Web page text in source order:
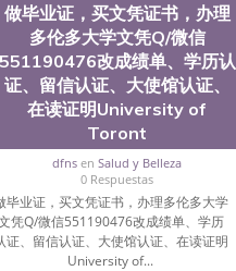
State University）圣 塞州立
）圣何塞州立大学
圣何塞州立大学（San Jose
州立大学学位证（San Jose
州立大学（San Jose State
Jose State University）圣
State University）圣何塞州
State University）圣何塞州
State University）圣何塞州
State University）圣何塞州
Jose State University）圣何
学位qq微信551190476澳洲
洲大学毕业证成绩单假文凭
做毕业证，买文凭证书，办理
多伦多大学文凭Q/微信
551190476改成绩单、学历认
证、留信认证、大使馆认证、
在读证明University of
Toront
dfns enSalud y Belleza
0 Respuestas
毕业证，买文凭证书，办理多伦多大学
凭Q/微信551190476改成绩单、学历
证、留信认证、大使馆认证、在读证明
University of...